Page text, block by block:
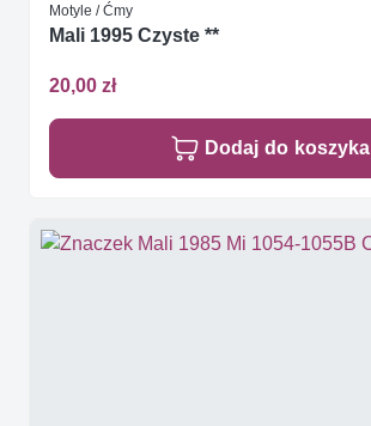
Motyle / Ćmy
Mali 1995 Czyste **
20,00 zł
Dodaj do koszyka